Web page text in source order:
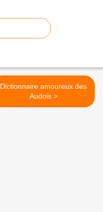
Dictionnaire amoureux des
Audois >